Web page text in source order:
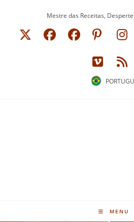
Mestre das Receitas,
MENU